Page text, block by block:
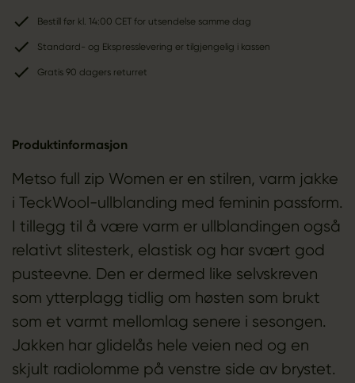
Bestill før kl. 14:00 CET for utsendelse samme dag
Standard- og Ekspresslevering er tilgjengelig i kassen
Gratis 90 dagers returret
Produktinformasjon
Metso full zip Women er en stilren, varm jakke
i TeckWool-ullblanding med feminin passform.
I tillegg til å være varm er ullblandingen også
relativt slitesterk, elastisk og har svært god
pusteevne. Den er dermed like selvskreven
som ytterplagg tidlig om høsten som brukt
som et varmt mellomlag senere i sesongen.
Jakken har glidelås hele veien ned og en
skjult radiolomme på venstre side av brystet.